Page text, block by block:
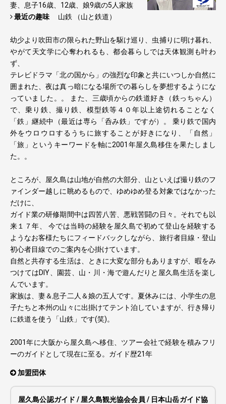
妻、息子16歳、12歳、娘9歳の5人家族
最近の趣味 山鉄 （山と鉄道）
幼少より吹田市の限られた野山を駆け巡り、虫捕りに明け暮れ、
やがて天文学に心奪われるも、都会暮らしでは天体観測も叶わ
ず、
テレビドラマ「北の国から」の強烈な印象と共にいつしか自然に
囲まれた、夜は真っ暗になる場所での暮らしを夢想するようにな
っていました。。 また、三歳頃からの鉄道好き（鉄っちゃん）
で、乗り鉄、撮り鉄、模型鉄等４０年以上途切れることなく
「鉄」継続中（最近は専ら「呑み鉄」ですが）。 乗り鉄で国内
外をウロウロするうちに旅することが好きになり、「自然」
「旅」というキーワードを軸に2001年屋久島移住を果たしまし
た。。
ところが、屋久島は山地が自然の大部分、山といえば撮り鉄のフ
ァインダー越しに眺めるもので、ゆめゆめ登る対象ではなかった
だけに、
ガイド業の研修期間中は四苦八苦、悪戦苦闘の日々。それでも以
来１７年、 今では当時の経験を屋久島で初めて登山を経験する
ようなお客様たちにフィードバックしながら、旅行者目線・登山
初心者目線でのご案内を心掛けています。
自然と共存する生活は、ときに大変な部分もありますが、暇をみ
つけてはDIY、園芸、山・川・海で遊んだりと屋久島生活を楽し
んでいます。
家族は、妻＆息子二人＆娘の五人です。夏休みには、小学生の息
子たちと本州の山々に出掛けてテント泊していますが、行き帰り
に鉄道を使う「山鉄」です(笑)。
2001年に大阪から屋久島へ移住、ツアー会社で経験を積みフリ
ーのガイドとして現在に至る。ガイド歴21年
加盟団体
屋久島公認ガイド / 屋久島観光協会会員 / 日本山岳ガイド協